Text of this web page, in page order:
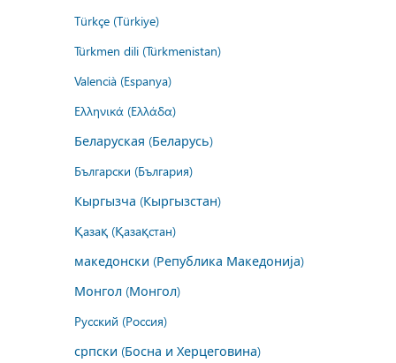
Türkçe (Türkiye)
Türkmen dili (Türkmenistan)
Valencià (Espanya)
Ελληνικά (Ελλάδα)
Беларуская (Беларусь)
Български (България)
Кыргызча (Кыргызстан)
Қазақ (Қазақстан)
македонски (Република Македонија)
Монгол (Монгол)
Русский (Россия)
српски (Босна и Херцеговина)